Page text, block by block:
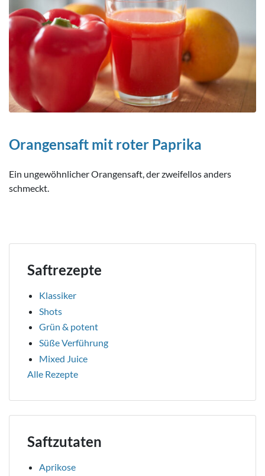
Orangensaft mit roter Paprika
Ein ungewöhnlicher Orangensaft, der zweifellos anders
schmeckt.
Saftrezepte
Klassiker
Shots
Grün & potent
Süße Verführung
Mixed Juice
Alle Rezepte
Saftzutaten
Aprikose